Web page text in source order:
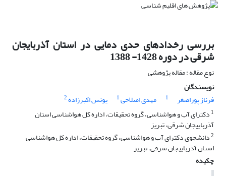
بررسی رخدادهای حدی دمایی در استان آذربایجان
شرقی در دوره 1428- 1388
نوع مقاله : مقاله پژوهشی
نویسندگان
فرناز پوراصغر
1 مهدی اصلاحی1 یونس اکبرزاده2
1 دکترای آب و هواشناسی، گروه تحقیقات، اداره کل هواشناسی استان
آذرباییجان شرقی، تبریز
2دانشجوی دکترای آب و هواشناسی، گروه تحقیقات، اداره کل هواشناسی
استان آذرباییجان شرقی، تبریز
چکیده